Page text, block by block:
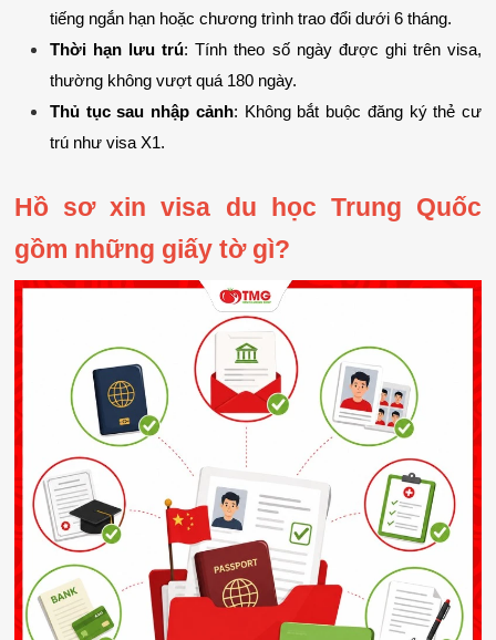
tiếng ngắn hạn hoặc chương trình trao đổi dưới 6 tháng.
Thời hạn lưu trú: Tính theo số ngày được ghi trên visa,
thường không vượt quá 180 ngày.
Thủ tục sau nhập cảnh: Không bắt buộc đăng ký thẻ cư
trú như visa X1.
Hồ sơ xin visa du học Trung Quốc
gồm những giấy tờ gì?